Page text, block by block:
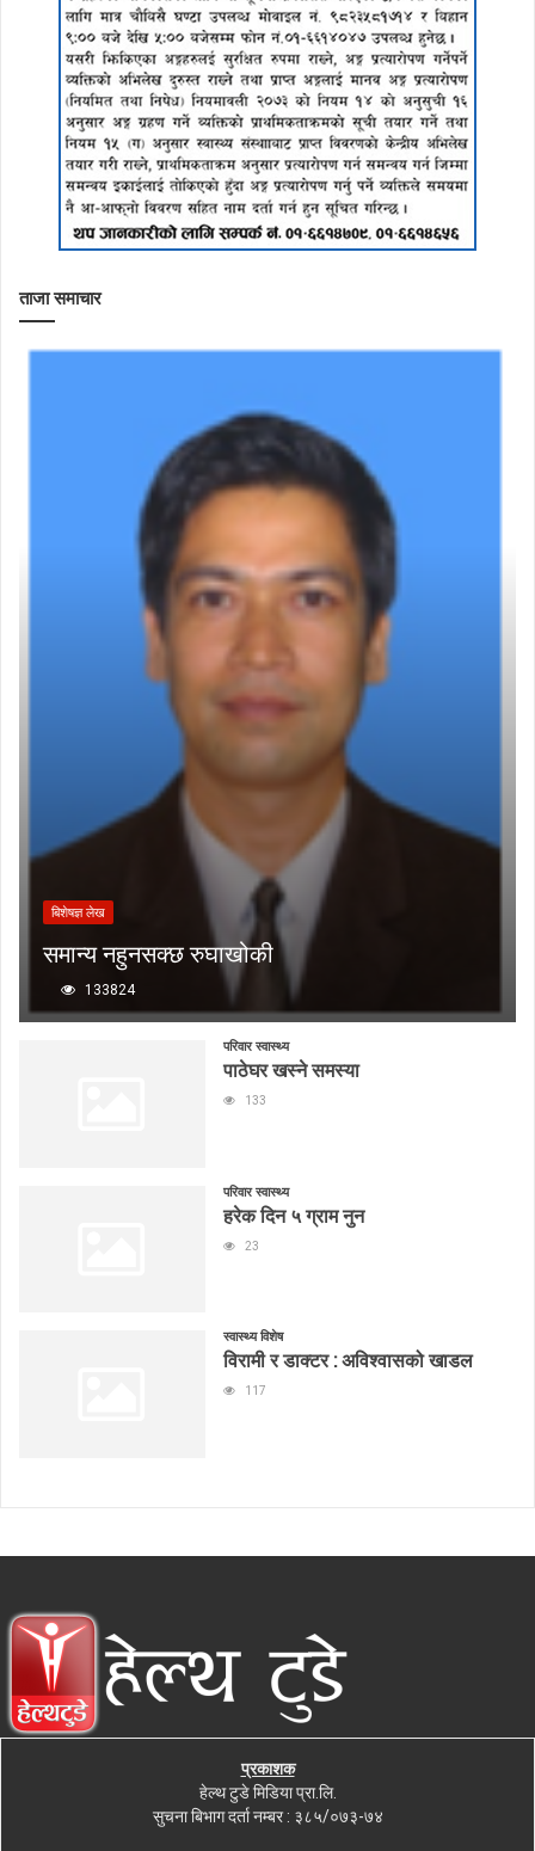
ताजा समाचार
बिशेषज्ञ लेख
समान्य नहुनसक्छ रुघाखोकी
133824
परिवार स्वास्थ्य
पाठेघर खस्ने समस्या
133
परिवार स्वास्थ्य
हरेक दिन ५ ग्राम नुन
23
स्वास्थ्य विशेष
विरामी र डाक्टर : अविश्वासको खाडल
117
प्रकाशक
हेल्थ टुडे मिडिया प्रा.लि.
सुचना बिभाग दर्ता नम्बर : ३८५/०७३-७४